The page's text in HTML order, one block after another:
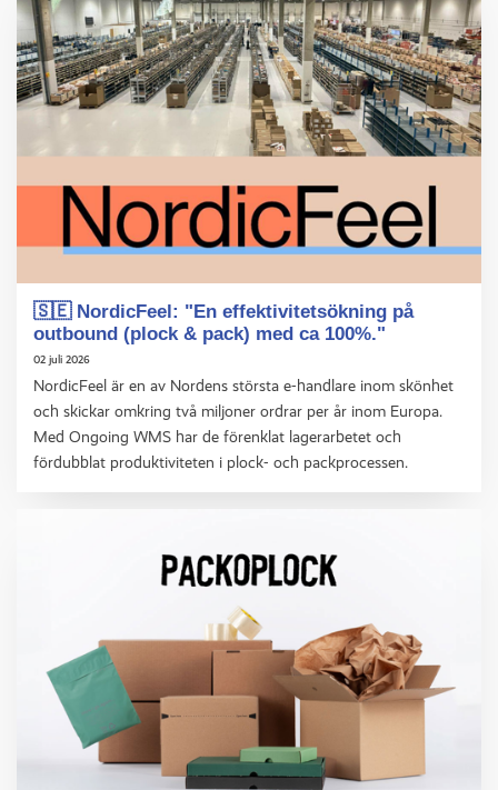
🇸🇪 NordicFeel: "En effektivitetsökning på
outbound (plock & pack) med ca 100%."
02 juli 2026
NordicFeel är en av Nordens största e-handlare inom skönhet
och skickar omkring två miljoner ordrar per år inom Europa.
Med Ongoing WMS har de förenklat lagerarbetet och
fördubblat produktiviteten i plock- och packprocessen.